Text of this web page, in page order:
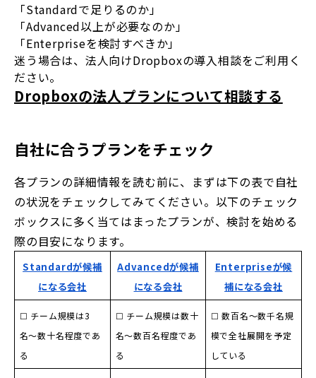
「Standardで足りるのか」
「Advanced以上が必要なのか」
「Enterpriseを検討すべきか」
迷う場合は、法人向けDropboxの導入相談をご利用く
ださい。
Dropboxの法人プランについて相談する
自社に合うプランをチェック
各プランの詳細情報を読む前に、まずは下の表で自社
の状況をチェックしてみてください。以下のチェック
ボックスに多く当てはまったプランが、検討を始める
際の目安になります。
Standardが候補
になる会社
Advancedが候補
になる会社
Enterpriseが候
補になる会社
☐ チーム規模は3
名〜数十名程度であ
る
☐ チーム規模は数十
名〜数百名程度であ
る
☐ 数百名〜数千名規
模で全社展開を予定
している